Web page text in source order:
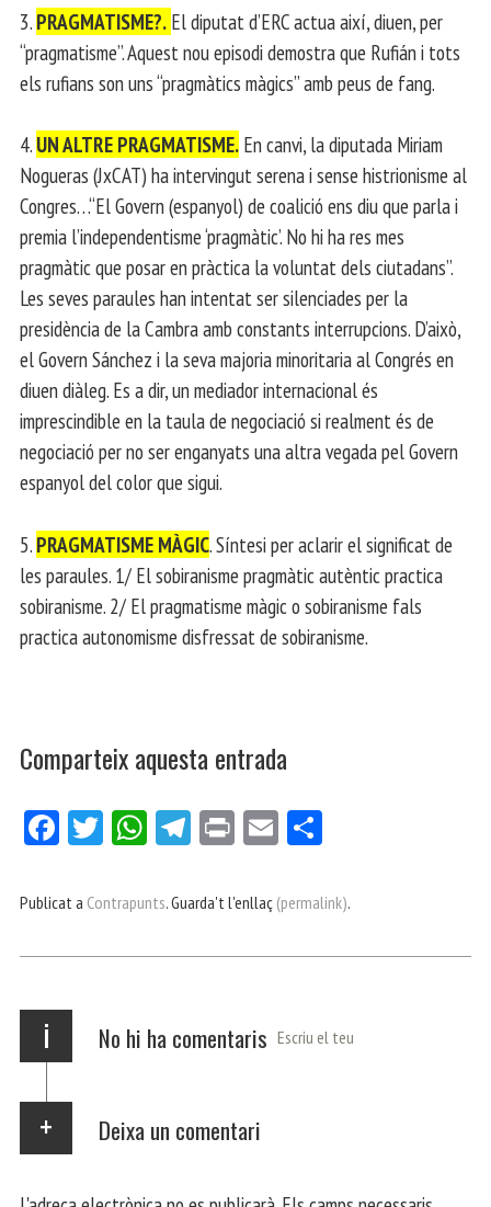
3. PRAGMATISME?. El diputat d’ERC actua així, diuen, per
“pragmatisme”. Aquest nou episodi demostra que Rufián i tots
els rufians son uns “pragmàtics màgics” amb peus de fang.
4. UN ALTRE PRAGMATISME. En canvi, la diputada Miriam
Nogueras (JxCAT) ha intervingut serena i sense histrionisme al
Congres…“El Govern (espanyol) de coalició ens diu que parla i
premia l’independentisme ‘pragmàtic’. No hi ha res mes
pragmàtic que posar en pràctica la voluntat dels ciutadans”.
Les seves paraules han intentat ser silenciades per la
presidència de la Cambra amb constants interrupcions. D’això,
el Govern Sánchez i la seva majoria minoritaria al Congrés en
diuen diàleg. Es a dir, un mediador internacional és
imprescindible en la taula de negociació si realment és de
negociació per no ser enganyats una altra vegada pel Govern
espanyol del color que sigui.
5. PRAGMATISME MÀGIC. Síntesi per aclarir el significat de
les paraules. 1/ El sobiranisme pragmàtic autèntic practica
sobiranisme. 2/ El pragmatisme màgic o sobiranisme fals
practica autonomisme disfressat de sobiranisme.
Comparteix aquesta entrada
Fa
bo
Tw
er
W
ts
p
Te
gr
m
Pri E
ail pa
ei
Publicat a Contrapunts. Guarda't l'enllaç (permalink).
i No hi ha comentaris Escriu el teu
Deixa un comentari